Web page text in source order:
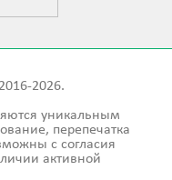
2026.
уникальным
перепечатка
с согласия
активной